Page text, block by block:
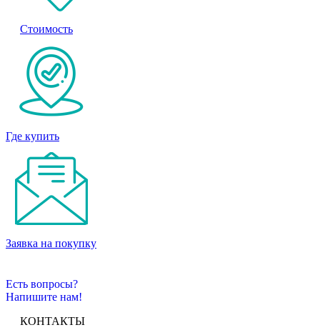
Стоимость
Где купить
Заявка на покупку
Есть вопросы?
Напишите нам!
КОНТАКТЫ